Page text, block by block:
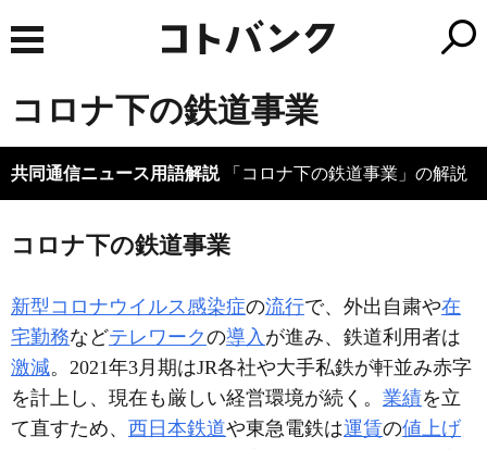
コロナ下の鉄道事業
共同通信ニュース用語解説「コロナ下の鉄道事業」の解説
コロナ下の鉄道事業
新型コロナウイルス感染症の流行で、外出自粛や在
宅勤務などテレワークの導入 が進み、鉄道利用者は
激減。2021年3月期はJR各社や大手私鉄が軒並み赤字
を計上し、現在も厳しい経営環境が続く。 業績を立
て直すため、 西日本鉄道や東急電鉄は運賃の値上げ